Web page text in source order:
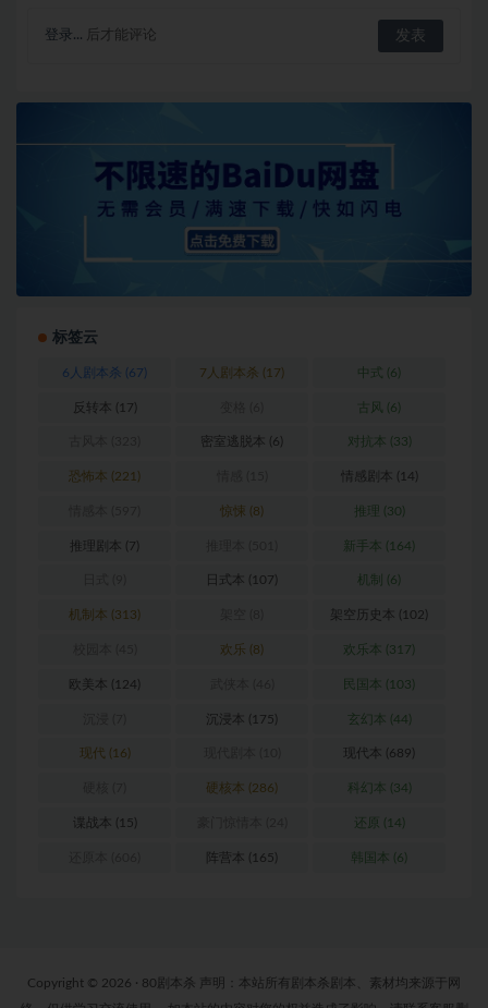
登录... 后才能评论
标签云
6人剧本杀 (67) 7人剧本杀 (17) 中式 (6)
反转本 (17) 古风 (6)
密室逃脱本 (6) 对抗本 (33)
恐怖本 (221) 情感剧本 (14)
惊悚 (8) 推理 (30)
推理剧本 (7) 新手本 (164)
日式本 (107) 机制 (6)
机制本 (313) 架空历史本 (102)
欢乐 (8) 欢乐本 (317)
欧美本 (124) 民国本 (103)
沉浸本 (175) 玄幻本 (44)
现代 (16) 现代本 (689)
硬核本 (286) 科幻本 (34)
谍战本 (15) 还原 (14)
阵营本 (165) 韩国本 (6)
Copyright © 2026 · 80剧本杀 声明：本站所有剧本杀剧本、素材均来源于网